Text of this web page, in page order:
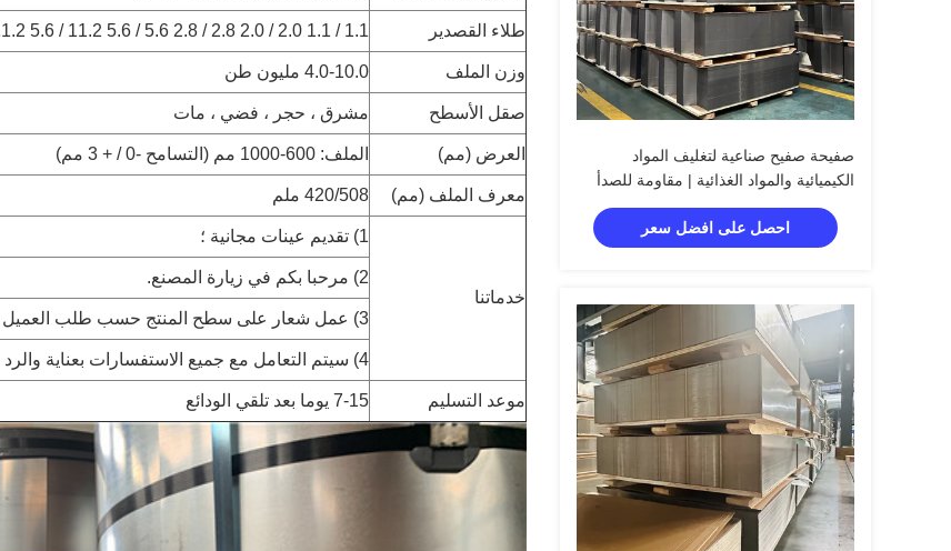
صفيحة صفيح صناعية لتغليف المواد
الكيميائية والمواد الغذائية | مقاومة للصدأ
احصل على افضل سعر
طلاء القصدير 1.1 / 1.1 2.0 / 2.0 2.8 / 2.8 5.6 / 5.6 11.2 / 5.6 11.2 / 11.2 جم / م²
وزن الملف 4.0-10.0 مليون طن
صقل الأسطح مشرق ، حجر ، فضي ، مات
العرض (مم) الملف: 600-1000 مم (التسامح -0 / + 3 مم)
معرف الملف (مم) 420/508 ملم
خدماتنا
1) تقديم عينات مجانية ؛
2) مرحبا بكم في زيارة المصنع.
3) عمل شعار على سطح المنتج حسب طلب العميل ؛
4) سيتم التعامل مع جميع الاستفسارات بعناية والرد عليها قريبًا ؛
موعد التسليم 7-15 يوما بعد تلقي الودائع